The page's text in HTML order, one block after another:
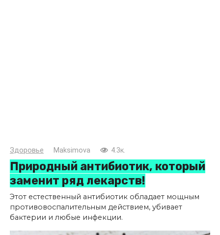
Здоровье Maksimova 4.3к.
Природный антибиотик, который
заменит ряд лекарств!
Этот естественный антибиотик обладает мощным
противовоспалительным действием, убивает
бактерии и любые инфекции.